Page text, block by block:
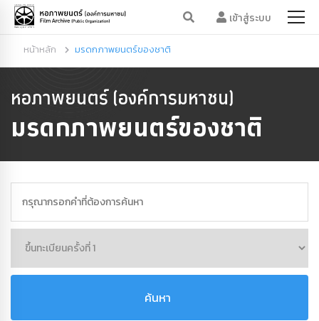
เข้าสู่ระบบ
หน้าหลัก มรดกภาพยนตร์ของชาติ
หอภาพยนตร์ (องค์การมหาชน)
มรดกภาพยนตร์ของชาติ
ค้นหา